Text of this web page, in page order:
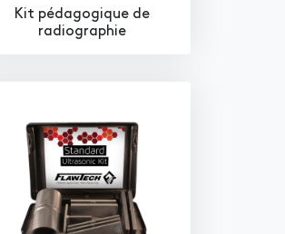
Kit pédagogique de
radiographie